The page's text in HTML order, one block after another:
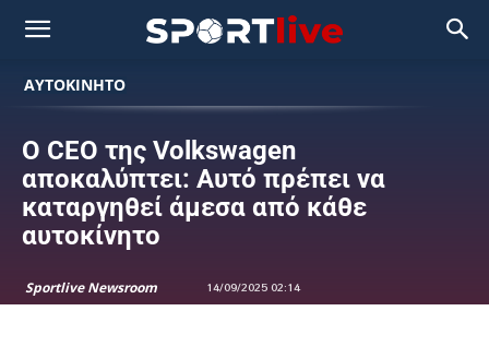
ΑΥΤΟΚΙΝΗΤΟ
Ο CEO της Volkswagen
αποκαλύπτει: Αυτό πρέπει να
καταργηθεί άμεσα από κάθε
αυτοκίνητο
Sportlive Newsroom 14/09/2025 02:14